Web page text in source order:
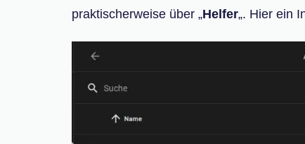
praktischerweise über „Helfer„. Hier ein